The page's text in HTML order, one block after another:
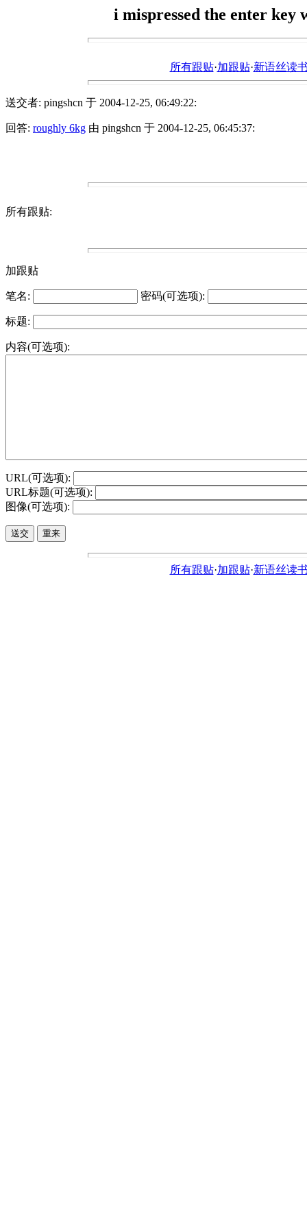
i mispressed the enter key
所有跟贴·加跟贴·新语丝读
送交者: pingshcn 于 2004-12-25, 06:49:22:
回答: roughly 6kg 由 pingshcn 于 2004-12-25, 06:45:37:
所有跟贴:
加跟贴
笔名: 密码(可选项):
标题:
内容(可选项):
URL(可选项):
URL标题(可选项):
图像(可选项):
所有跟贴·加跟贴·新语丝读